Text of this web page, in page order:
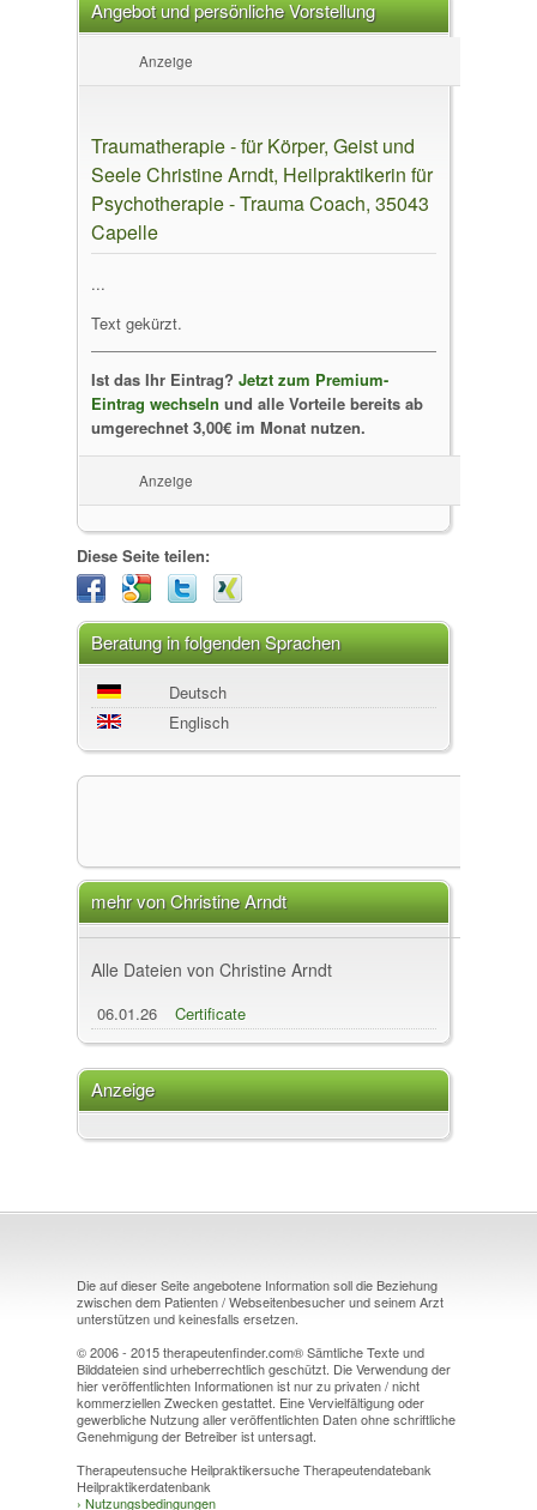
Angebot und persönliche Vorstellung
Anzeige
Traumatherapie - für Körper, Geist und
Seele Christine Arndt, Heilpraktikerin für
Psychotherapie - Trauma Coach, 35043
Capelle
...
Text gekürzt.
Ist das Ihr Eintrag? Jetzt zum Premium-
Eintrag wechseln und alle Vorteile bereits ab
umgerechnet 3,00€ im Monat nutzen.
Anzeige
Diese Seite teilen:
Beratung in folgenden Sprachen
Deutsch
Englisch
mehr von Christine Arndt
Alle Dateien von Christine Arndt
06.01.26 Certificate
Anzeige
Die auf dieser Seite angebotene Information soll die Beziehung
zwischen dem Patienten / Webseitenbesucher und seinem Arzt
unterstützen und keinesfalls ersetzen.
© 2006 - 2015 therapeutenfinder.com® Sämtliche Texte und
Bilddateien sind urheberrechtlich geschützt. Die Verwendung der
hier veröffentlichten Informationen ist nur zu privaten / nicht
kommerziellen Zwecken gestattet. Eine Vervielfältigung oder
gewerbliche Nutzung aller veröffentlichten Daten ohne schriftliche
Genehmigung der Betreiber ist untersagt.
Therapeutensuche Heilpraktikersuche Therapeutendatebank
Heilpraktikerdatenbank
› Nutzungsbedingungen